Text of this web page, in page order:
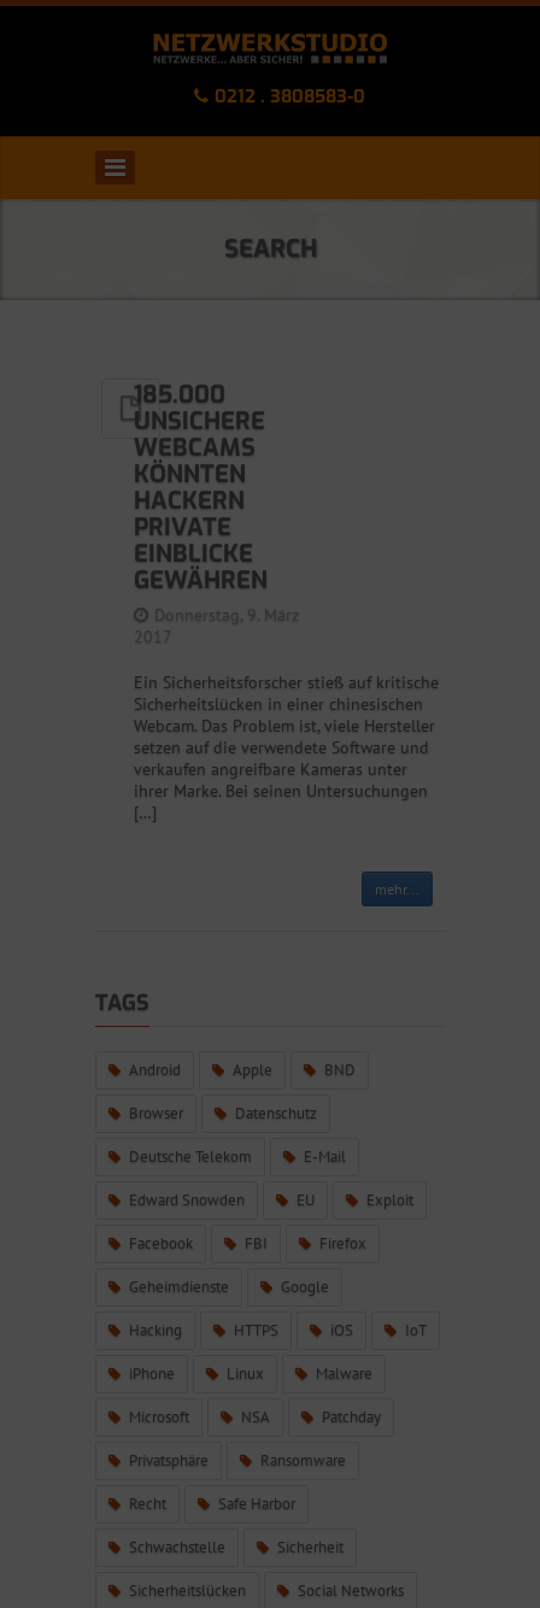
0212 . 3808583-0
SEARCH
185.000
UNSICHERE
WEBCAMS
KÖNNTEN
HACKERN
PRIVATE
EINBLICKE
GEWÄHREN
Donnerstag, 9. März
2017
Ein Sicherheitsforscher stieß auf kritische
Sicherheitslücken in einer chinesischen
Webcam. Das Problem ist, viele Hersteller
setzen auf die verwendete Software und
verkaufen angreifbare Kameras unter
ihrer Marke. Bei seinen Untersuchungen
[…]
mehr...
TAGS
Android Apple BND
Browser Datenschutz
Deutsche Telekom E-Mail
Edward Snowden EU Exploit
Facebook FBI Firefox
Geheimdienste Google
Hacking HTTPS iOS IoT
iPhone Linux Malware
Microsoft NSA Patchday
Privatsphäre Ransomware
Recht Safe Harbor
Schwachstelle Sicherheit
Sicherheitslücken Social Networks